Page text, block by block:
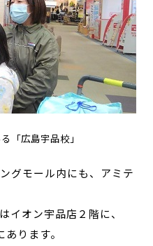
「広島宇品校」
グモール内にも、アミテ
はイオン宇品店２階に、
ります。